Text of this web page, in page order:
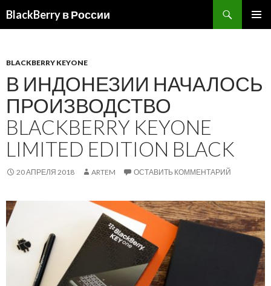
BlackBerry в России
BLACKBERRY KEYONE
В ИНДОНЕЗИИ НАЧАЛОСЬ
ПРОИЗВОДСТВО
BLACKBERRY KEYONE
LIMITED EDITION BLACK
20 АПРЕЛЯ 2018 ARTEM ОСТАВИТЬ КОММЕНТАРИЙ